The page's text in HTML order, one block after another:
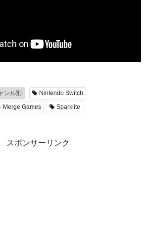
ンル別
Nintendo Switch
Merge Games
Sparklite
スポンサーリンク